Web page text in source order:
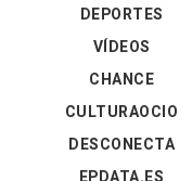
DEPORTES
VÍDEOS
CHANCE
CULTURAOCIO
DESCONECTA